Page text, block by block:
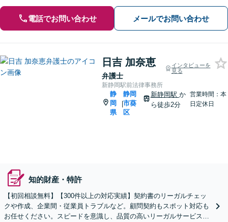
電話でお問い合わせ メールでお問い合わせ
日吉 加奈恵
弁護士
インタビューを
見る
新静岡駅前法律事務所
静
岡
県
|
静岡
市葵
区
新静岡駅 か
ら徒歩2分
営業時間：本
日定休日
知的財産・特許
【初回相談無料】【300件以上の対応実績】契約書のリーガルチェッ
クや作成、企業間・従業員トラブルなど。顧問契約もスポット対応も
お任せください。スピードを意識し、品質の高いリーガルサービスを